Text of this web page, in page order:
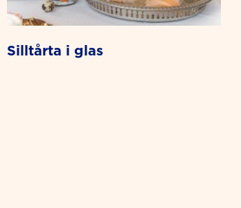
silltårta i glas